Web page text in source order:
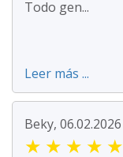
Todo gen...
Leer más ...
Beky, 06.02.2026
★ ★ ★ ★ ★